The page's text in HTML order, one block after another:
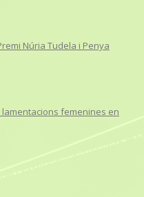
Núria Tudela i Penya
lamentacions femenines en